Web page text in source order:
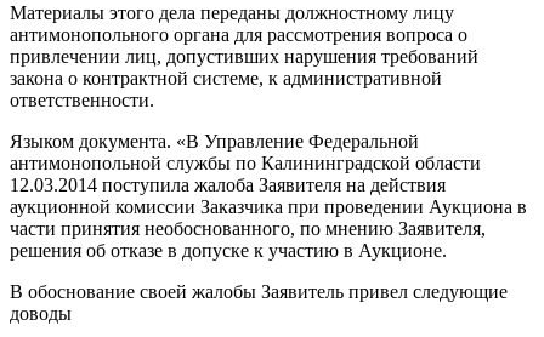
Материалы этого дела переданы должностному лицу
антимонопольного органа для рассмотрения вопроса о
привлечении лиц, допустивших нарушения требований
закона о контрактной системе, к административной
ответственности.
Языком документа. «В Управление Федеральной
антимонопольной службы по Калининградской области
12.03.2014 поступила жалоба Заявителя на действия
аукционной комиссии Заказчика при проведении Аукциона в
части принятия необоснованного, по мнению Заявителя,
решения об отказе в допуске к участию в Аукционе.
В обоснование своей жалобы Заявитель привел следующие
доводы